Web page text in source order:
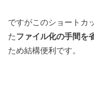
ですがこのショートカ
たファイル化の手間を
ため結構便利です。